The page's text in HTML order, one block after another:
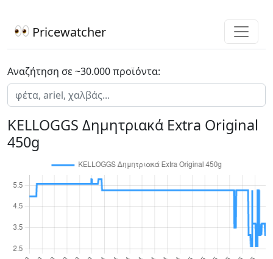
Pricewatcher
Αναζήτηση σε ~30.000 προϊόντα:
KELLOGGS Δημητριακά Extra Original
450g